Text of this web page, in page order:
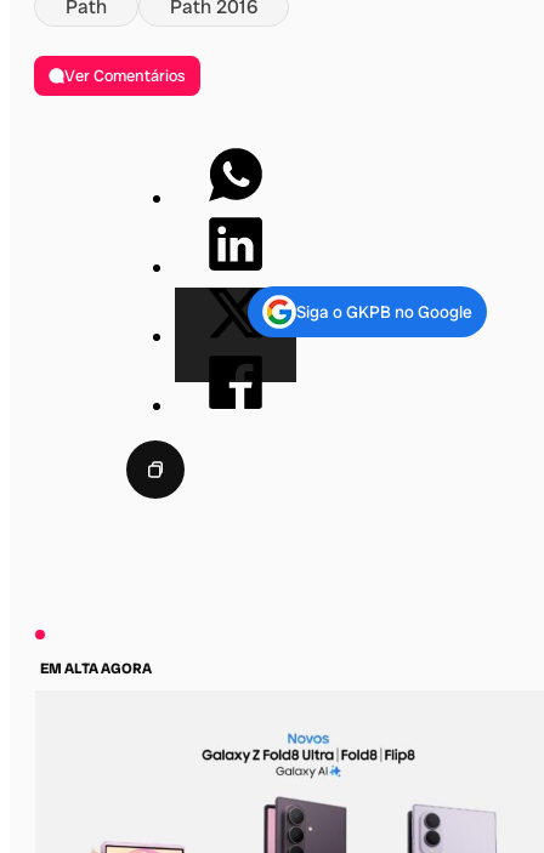
Path Path 2016
Ver Comentários
Siga o GKPB no Google
EM ALTA AGORA